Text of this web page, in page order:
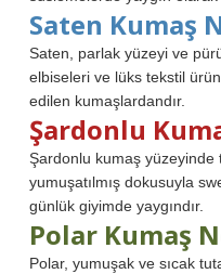
Saten Kumaş
Saten, parlak yüzeyi ve
elbiseleri ve lüks tekstil
edilen kumaşlardandır.
Şardonlu
Şardonlu kumaş yüzeyinde
yumuşatılmış dokusuyla
günlük giyimde yaygındır.
Polar Kumaş
Polar, yumuşak ve sıcak